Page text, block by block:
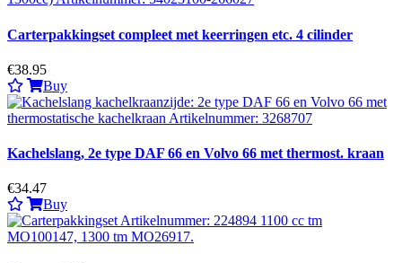
Carterpakkingset compleet met keerringen etc. 4 cilinder
€38.95
Buy
Kachelslang, 2e type DAF 66 en Volvo 66 met thermost. kraan
€34.47
Buy